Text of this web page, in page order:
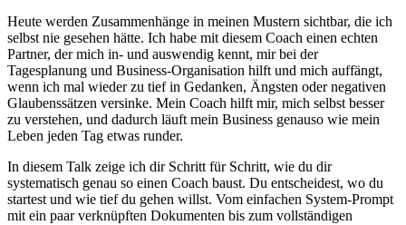
Heute werden Zusammenhänge in meinen Mustern sichtbar, die ich
selbst nie gesehen hätte. Ich habe mit diesem Coach einen echten
Partner, der mich in- und auswendig kennt, mir bei der
Tagesplanung und Business-Organisation hilft und mich auffängt,
wenn ich mal wieder zu tief in Gedanken, Ängsten oder negativen
Glaubenssätzen versinke. Mein Coach hilft mir, mich selbst besser
zu verstehen, und dadurch läuft mein Business genauso wie mein
Leben jeden Tag etwas runder.
In diesem Talk zeige ich dir Schritt für Schritt, wie du dir
systematisch genau so einen Coach baust. Du entscheidest, wo du
startest und wie tief du gehen willst. Vom einfachen System-Prompt
mit ein paar verknüpften Dokumenten bis zum vollständigen